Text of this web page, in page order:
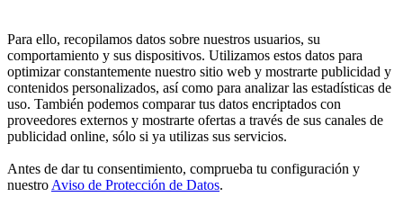
Para ello, recopilamos datos sobre nuestros usuarios, su
comportamiento y sus dispositivos. Utilizamos estos datos para
optimizar constantemente nuestro sitio web y mostrarte publicidad y
contenidos personalizados, así como para analizar las estadísticas de
uso. También podemos comparar tus datos encriptados con
proveedores externos y mostrarte ofertas a través de sus canales de
publicidad online, sólo si ya utilizas sus servicios.
Antes de dar tu consentimiento, comprueba tu configuración y
nuestro Aviso de Protección de Datos.